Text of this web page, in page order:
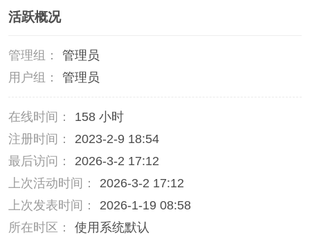
活跃概况
管理组：
管理员
用户组：
管理员
在线时间：
158 小时
注册时间：
2023-2-9 18:54
最后访问：
2026-3-2 17:12
上次活动时间：
2026-3-2 17:12
上次发表时间：
2026-1-19 08:58
所在时区：
使用系统默认